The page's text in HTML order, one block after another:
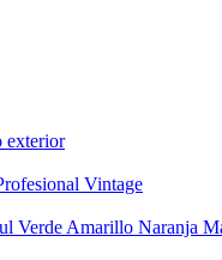
exterior
Vintage
Verde Amarillo Naranja